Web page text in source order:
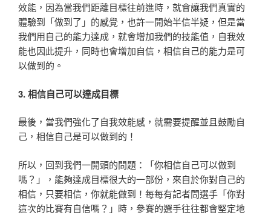
效能，因為當我們距離目標往前進時，就會讓我們真實的
體驗到「做到了」的感覺，也許一開始半信半疑，但是當
我們用自己的能力達成，就會增加我們的技能值，自我效
能也因此提升，同時也會增加自信，相信自己的能力是可
以做到的。
3. 相信自己可以達成目標
最後，當我們強化了自我效能感，就需要提醒並且鼓勵自
己，相信自己是可以做到的！
所以，回到我們一開頭的問題：「你相信自己可以做到
嗎？」，能夠達成目標很大的一部份，來自於你對自己的
相信，只要相信，你就能做到！每每有記者問選手「你對
這次的比賽有自信嗎？」時，參賽的選手往往都會堅定地